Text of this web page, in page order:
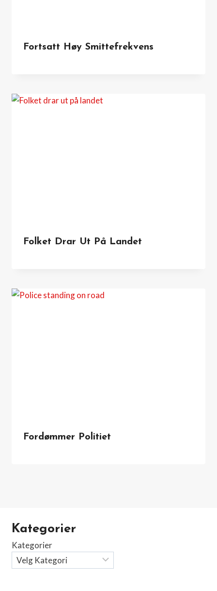
Fortsatt Høy Smittefrekvens
Folket Drar Ut På Landet
Fordømmer Politiet
Kategorier
Kategorier